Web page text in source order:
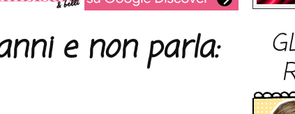
e non parla: